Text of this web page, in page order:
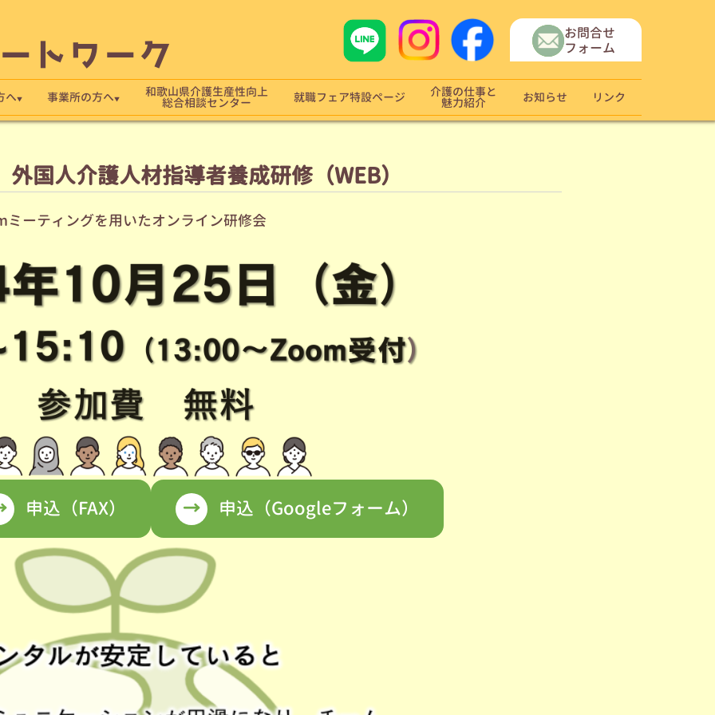
トワーク
お問合せ
フォーム
へ 事業所の方へ 和歌山県介護生産性向上
総合相談センター 就職フェア特設ページ 介護の仕事と
魅力紹介 お知らせ リンク
人介護人材指導者養成研修（WEB）
用いたオンライン研修会
申込（FAX） 申込（Googleフォーム）